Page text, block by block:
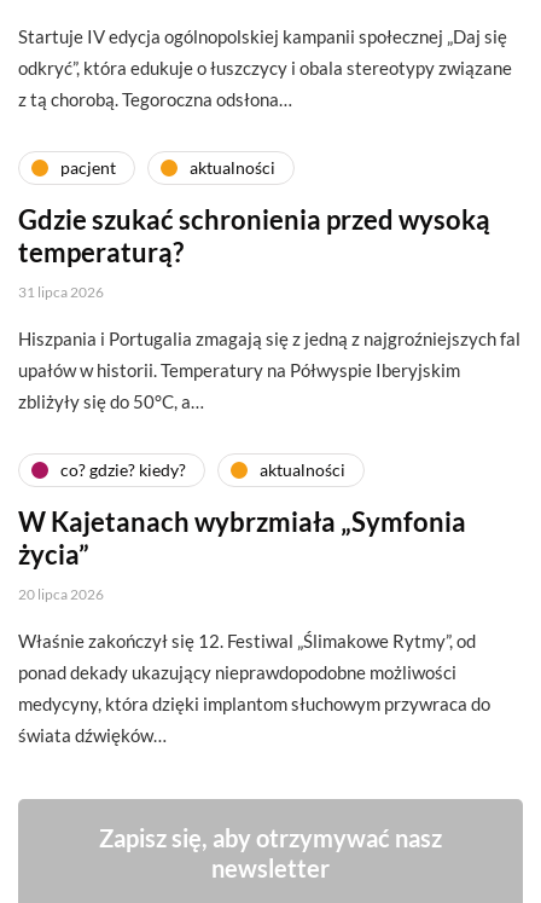
Startuje IV edycja ogólnopolskiej kampanii społecznej „Daj się
odkryć”, która edukuje o łuszczycy i obala stereotypy związane
z tą chorobą. Tegoroczna odsłona…
pacjent aktualności
Gdzie szukać schronienia przed wysoką
temperaturą?
31 lipca 2026
Hiszpania i Portugalia zmagają się z jedną z najgroźniejszych fal
upałów w historii. Temperatury na Półwyspie Iberyjskim
zbliżyły się do 50°C, a…
co? gdzie? kiedy? aktualności
W Kajetanach wybrzmiała „Symfonia
życia”
20 lipca 2026
Właśnie zakończył się 12. Festiwal „Ślimakowe Rytmy”, od
ponad dekady ukazujący nieprawdopodobne możliwości
medycyny, która dzięki implantom słuchowym przywraca do
świata dźwięków…
Zapisz się, aby otrzymywać nasz
newsletter